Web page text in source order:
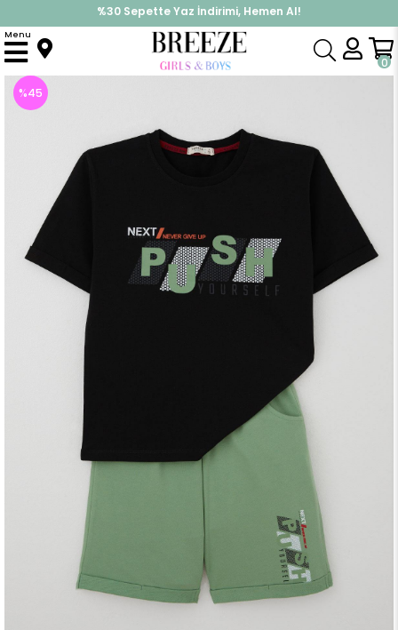
%30 Sepette Yaz İndirimi, Hemen Al!
İndirimlere ek %10 İndirimi Kap, Hemen Üye Ol!
0
Menu
Anasayfa Takımlar Kapri & Şort Takımı Erkek Çocuk Şortlu Takm Yazı Baskılı Beli Lastikli Cepli Siyah (6 Yaş)
%45